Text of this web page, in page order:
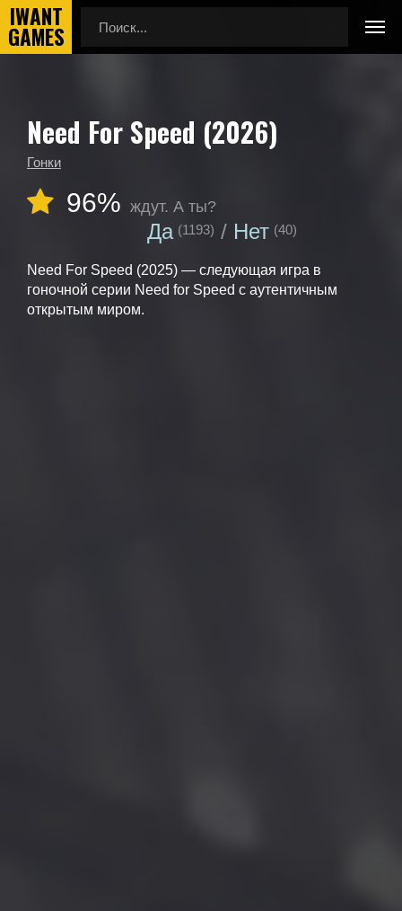
Главная
Календарь выхода игр
Need For Speed (2026)
Need For Speed (2026)
Гонки
96% ждут. А ты?
Да (1193) Нет (40)
Need For Speed (2025) — следующая игра в
гоночной серии Need for Speed с аутентичным
открытым миром.